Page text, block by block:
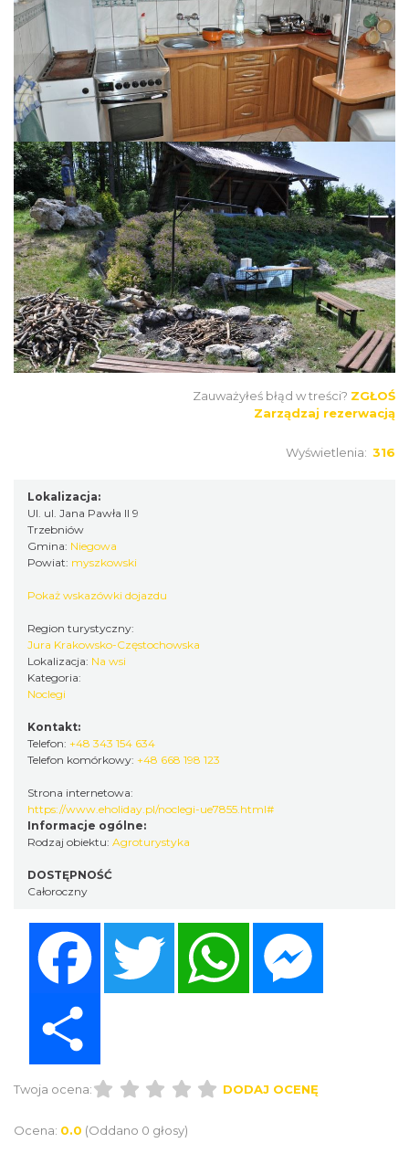
Zauważyłeś błąd w treści? ZGŁOŚ
Zarządzaj rezerwacją
Wyświetlenia: 316
Lokalizacja:
Ul. ul. Jana Pawła II 9
Trzebniów
Gmina: Niegowa
Powiat: myszkowski
Pokaż wskazówki dojazdu
Region turystyczny:
Jura Krakowsko-Częstochowska
Lokalizacja: Na wsi
Kategoria:
Noclegi
Kontakt:
Telefon: +48 343 154 634
Telefon komórkowy: +48 668 198 123
Strona internetowa:
https://www.eholiday.pl/noclegi-ue7855.html#
Informacje ogólne:
Rodzaj obiektu: Agroturystyka
DOSTĘPNOŚĆ
Całoroczny
Twitter WhatsApp
Twoja ocena: DODAJ OCENĘ
Ocena: 0.0 (Oddano 0 głosy)